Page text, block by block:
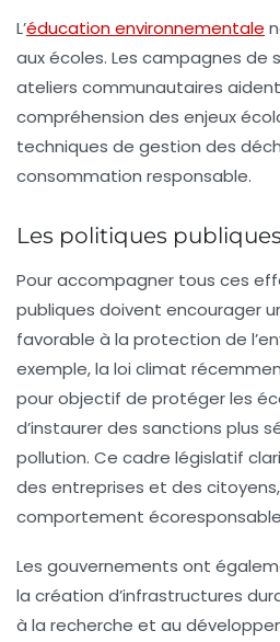
L’éducation environnementale
aux écoles. Les campagnes de
ateliers communautaires
compréhension des enjeux
techniques de gestion des
consommation responsable.
Les politiques
Pour accompagner tous ces
publiques doivent encourager
favorable à la protection de
exemple, la loi climat
pour objectif de protéger les
d’instaurer des sanctions plus
pollution. Ce cadre législatif
des entreprises et des
comportement
Les gouvernements ont
la création d’infrastructures
à la recherche et au